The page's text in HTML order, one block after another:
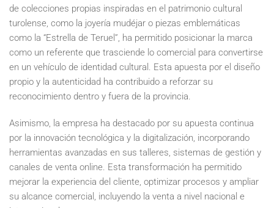
de colecciones propias inspiradas en el patrimonio cultural
turolense, como la joyería mudéjar o piezas emblemáticas
como la “Estrella de Teruel”, ha permitido posicionar la marca
como un referente que trasciende lo comercial para convertirse
en un vehículo de identidad cultural. Esta apuesta por el diseño
propio y la autenticidad ha contribuido a reforzar su
reconocimiento dentro y fuera de la provincia.
Asimismo, la empresa ha destacado por su apuesta continua
por la innovación tecnológica y la digitalización, incorporando
herramientas avanzadas en sus talleres, sistemas de gestión y
canales de venta online. Esta transformación ha permitido
mejorar la experiencia del cliente, optimizar procesos y ampliar
su alcance comercial, incluyendo la venta a nivel nacional e